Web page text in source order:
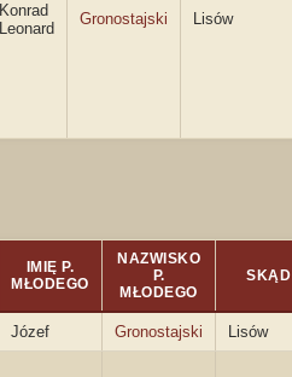
Konrad
Leonard
Gronostajski Lisów
IMIĘ P.
MŁODEGO
NAZWISKO
P.
MŁODEGO
SKĄD
Józef Gronostajski Lisów